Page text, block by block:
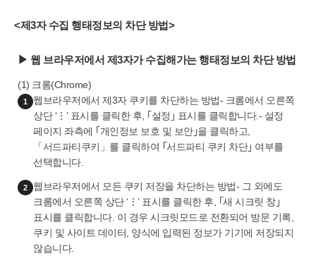
<제3자 수집 행태정보의 차단 방법>
▶ 웹 브라우저에서 제3자가 수집해가는 행태정보의 차단 방법
(1) 크롬(Chrome)
1
웹브라우저에서 제3자 쿠키를 차단하는 방법- 크롬에서 오른쪽
상단 ‘⋮’ 표시를 클릭한 후, ｢설정｣ 표시를 클릭합니다.- 설정
페이지 좌측에 ｢개인정보 보호 및 보안｣을 클릭하고,
「서드파티쿠키」를 클릭하여 ｢서드파티 쿠키 차단｣ 여부를
선택합니다.
2
웹브라우저에서 모든 쿠키 저장을 차단하는 방법- 그 외에도
크롬에서 오른쪽 상단 ‘⋮’ 표시를 클릭한 후, ｢새 시크릿 창｣
표시를 클릭합니다. 이 경우 시크릿모드로 전환되어 방문 기록,
쿠키 및 사이트 데이터, 양식에 입력된 정보가 기기에 저장되지
않습니다.